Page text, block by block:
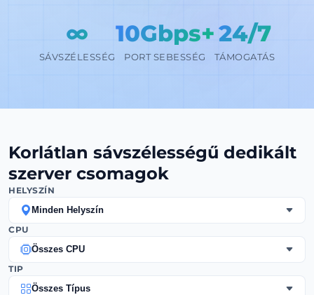
∞
SÁVSZÉLESSÉG
10Gbps+
PORT SEBESSÉG
24/7
TÁMOGATÁS
Korlátlan sávszélességű dedikált
szerver csomagok
HELYSZÍN
Minden Helyszín
CPU
Összes CPU
TIP
Összes Típus